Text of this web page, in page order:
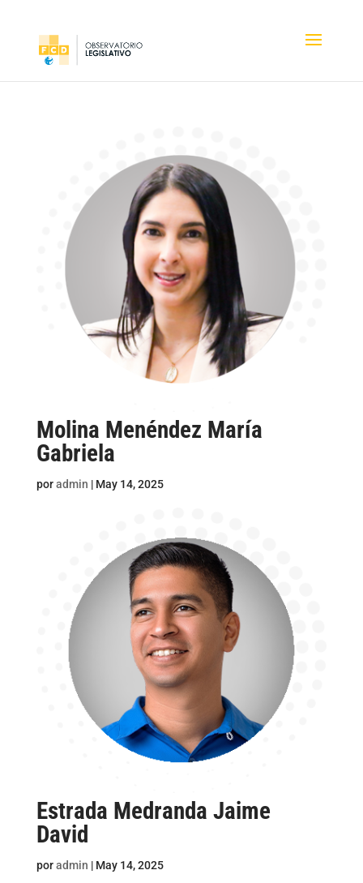
Molina Menéndez María
Gabriela
poradmin | May 14, 2025
Estrada Medranda Jaime
David
poradmin | May 14, 2025